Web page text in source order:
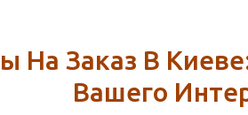
На Заказ В
Вашего